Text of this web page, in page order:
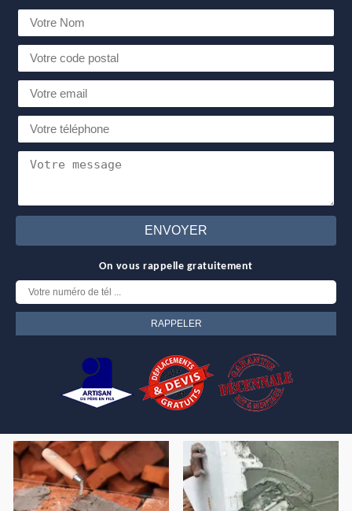
On vous rappelle gratuitement